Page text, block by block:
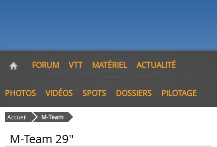
FORUM VTT MATÉRIEL ACTUALITÉ
PHOTOS VIDÉOS SPOTS DOSSIERS PILOTAGE
Accueil M-Team
M-Team 29''